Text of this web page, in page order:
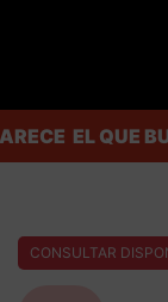
EL QUE
CONSULTAR